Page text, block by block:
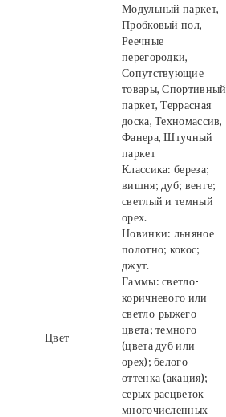
Модульный паркет,
Пробковый пол,
Реечные
перегородки,
Сопутствующие
товары, Спортивный
паркет, Террасная
доска, Техномассив,
Фанера, Штучный
паркет
Цвет
Классика: береза;
вишня; дуб; венге;
светлый и темный
орех.
Новинки: льняное
полотно; кокос;
джут.
Гаммы: светло-
коричневого или
светло-рыжего
цвета; темного
(цвета дуб или
орех); белого
оттенка (акация);
серых расцветок
многочисленных